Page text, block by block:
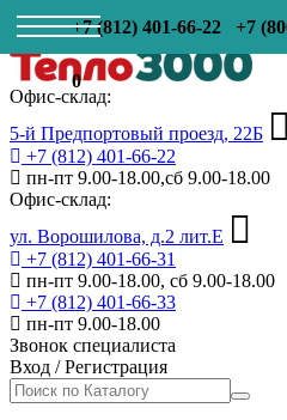
+7 (812) 401-66-22 +7
0
Офис-склад:
5-й Предпортовый проезд, 22Б
+7 (812) 401-66-22
пн-пт 9.00-18.00,сб 9.00-18.00
Офис-склад:
ул. Ворошилова, д.2 лит.Е
+7 (812) 401-66-31
пн-пт 9.00-18.00, сб 9.00-18.00
+7 (812) 401-66-33
пн-пт 9.00-18.00
Звонок специалиста
Вход /Регистрация